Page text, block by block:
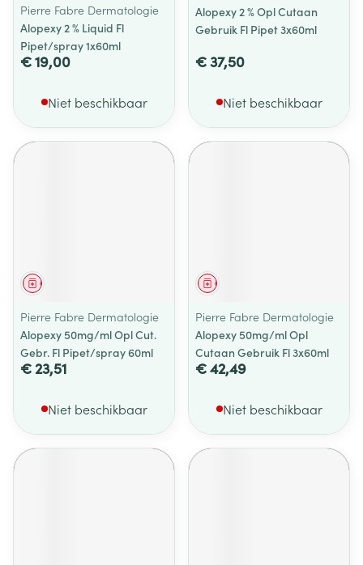
Pierre Fabre Dermatologie
Alopexy 2 % Liquid Fl
Pipet/spray 1x60ml
€ 19,00
Niet beschikbaar
Alopexy 2 % Opl Cutaan
Gebruik Fl Pipet 3x60ml
€ 37,50
Niet beschikbaar
Geneesmiddel
Pierre Fabre Dermatologie
Alopexy 50mg/ml Opl Cut.
Gebr. Fl Pipet/spray 60ml
€ 23,51
Niet beschikbaar
Geneesmiddel
Pierre Fabre Dermatologie
Alopexy 50mg/ml Opl
Cutaan Gebruik Fl 3x60ml
€ 42,49
Niet beschikbaar